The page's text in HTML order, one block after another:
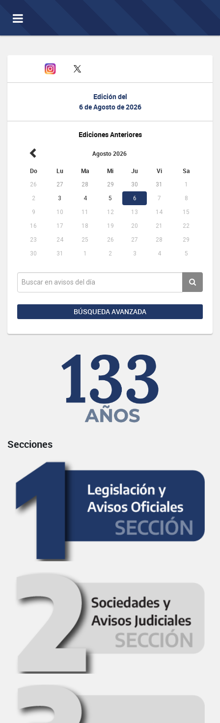
Toggle
navigation
Edición del
6 de Agosto de 2026
Ediciones Anteriores
Agosto 2026
Do Lu Ma Mi Ju Vi Sa
26 27 28 29 30 31
1
2
3 4 5 6 7
8
9
10 11 12 13 14
15
16
17 18 19 20 21
22
23
24 25 26 27 28
29
30
31 1 2 3 4 5
BÚSQUEDA AVANZADA
Secciones